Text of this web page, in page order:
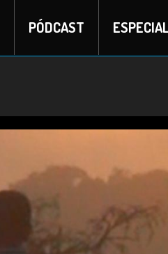
PÓDCAST